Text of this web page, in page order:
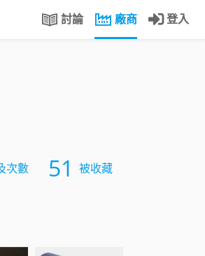
討論 廠商 登入
次數 51 被收藏